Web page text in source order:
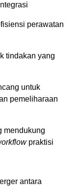
perawatan
tindakan yang
untuk
pemeliharaan
mendukung
praktisi
antara